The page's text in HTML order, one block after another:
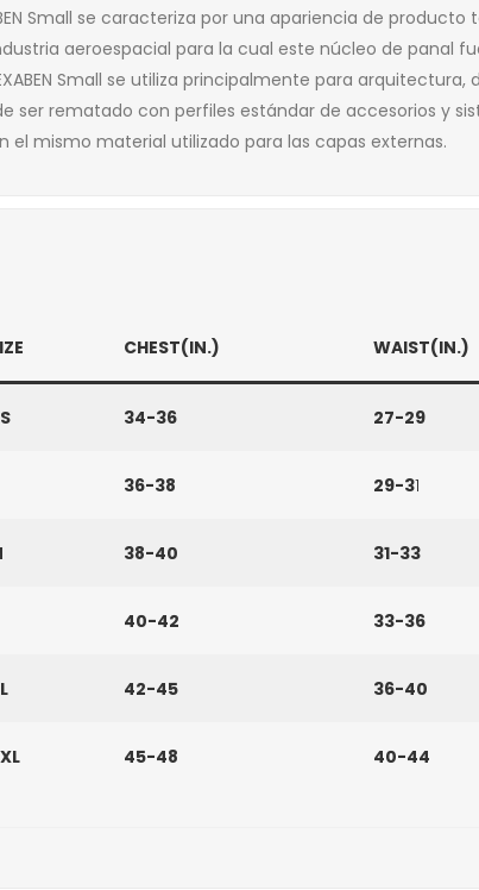
Small se caracteriza por una apariencia de
aeroespacial para la cual este núcleo de panal
Small se utiliza principalmente para
ser rematado con perfiles estándar de accesorios y
el mismo material utilizado para las capas externas.
CHEST(IN.) WAIST(IN.)
34-36 27-29
36-38 29-31
38-40 31-33
40-42 33-36
42-45 36-40
45-48 40-44